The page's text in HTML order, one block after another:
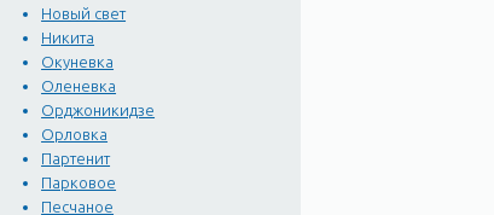
Новый свет
Никита
Окуневка
Оленевка
Орджоникидзе
Орловка
Партенит
Парковое
Песчаное